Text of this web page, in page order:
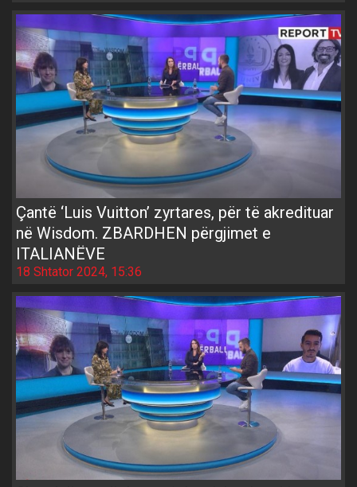
Çantë ‘Luis Vuitton’ zyrtares, për të akredituar
në Wisdom. ZBARDHEN përgjimet e
ITALIANËVE
18 Shtator 2024, 15:36